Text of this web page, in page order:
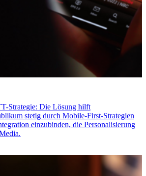
Strategie: Die Lösung hilft
stetig durch Mobile-First-Strategien
einzubinden, die Personalisierung